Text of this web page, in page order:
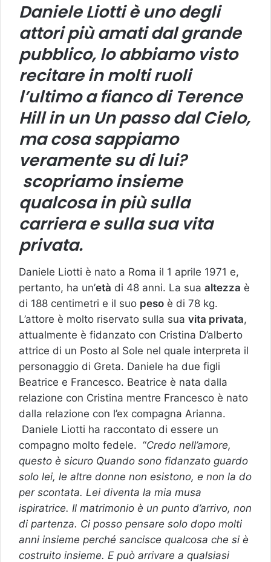
Daniele Liotti è uno degli
attori più amati dal grande
pubblico, lo abbiamo visto
recitare in molti ruoli
l’ultimo a fianco di Terence
Hill in un Un passo dal Cielo,
ma cosa sappiamo
veramente su di lui?
scopriamo insieme
qualcosa in più sulla
carriera e sulla sua vita
privata.
Daniele Liotti è nato a Roma il 1 aprile 1971 e,
pertanto, ha un’età di 48 anni. La sua altezza è
di 188 centimetri e il suo peso è di 78 kg.
L’attore è molto riservato sulla sua vita privata,
attualmente è fidanzato con Cristina D’alberto
attrice di un Posto al Sole nel quale interpreta il
personaggio di Greta. Daniele ha due figli
Beatrice e Francesco. Beatrice è nata dalla
relazione con Cristina mentre Francesco è nato
dalla relazione con l’ex compagna Arianna.
Daniele Liotti ha raccontato di essere un
compagno molto fedele. “Credo nell’amore,
questo è sicuro Quando sono fidanzato guardo
solo lei, le altre donne non esistono, e non la do
per scontata. Lei diventa la mia musa
ispiratrice. Il matrimonio è un punto d’arrivo, non
di partenza. Ci posso pensare solo dopo molti
anni insieme perché sancisce qualcosa che si è
costruito insieme. E può arrivare a qualsiasi